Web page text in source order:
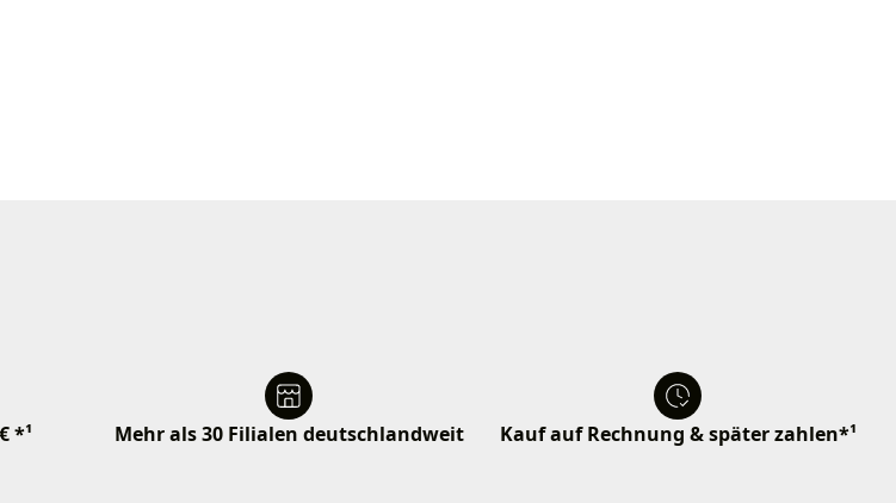
*¹ Mehr als 30 Filialen deutschlandweit Kauf auf Rechnung & später zahlen*¹